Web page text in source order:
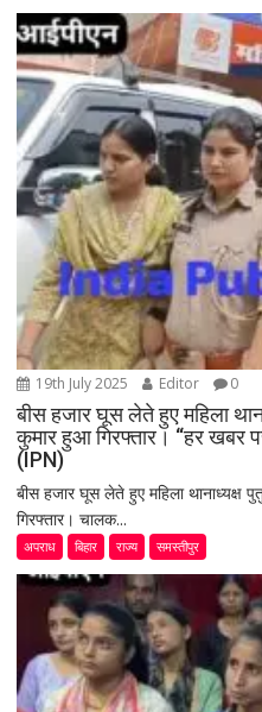
19th July 2025 Editor 0
बीस हजार घूस लेते हुए महिला
कुमार हुआ गिरफ्तार। “हर खबर
(IPN)
बीस हजार घूस लेते हुए महिला थानाध्यक्ष
गिरफ्तार। चालक...
अपराध बिहार राज्य समस्तीपुर